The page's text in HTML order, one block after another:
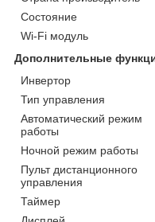
Состояние
Wi-Fi модуль
Дополнительные
Инвертор
Тип управления
Автоматический режим
работы
Ночной режим работы
Пульт дистанционного
управления
Таймер